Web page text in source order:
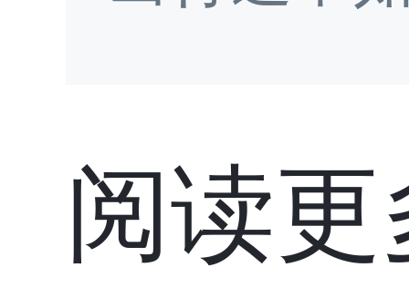
阅读更